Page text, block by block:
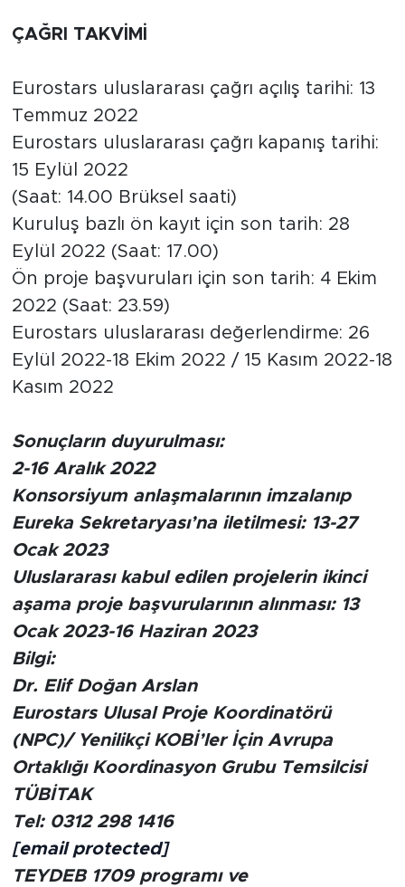
ÇAĞRI TAKVİMİ
Eurostars uluslararası çağrı açılış tarihi: 13
Temmuz 2022
Eurostars uluslararası çağrı kapanış tarihi:
15 Eylül 2022
(Saat: 14.00 Brüksel saati)
Kuruluş bazlı ön kayıt için son tarih: 28
Eylül 2022 (Saat: 17.00)
Ön proje başvuruları için son tarih: 4 Ekim
2022 (Saat: 23.59)
Eurostars uluslararası değerlendirme: 26
Eylül 2022-18 Ekim 2022 / 15 Kasım 2022-18
Kasım 2022
Sonuçların duyurulması:
2-16 Aralık 2022
Konsorsiyum anlaşmalarının imzalanıp
Eureka Sekretaryası’na iletilmesi: 13-27
Ocak 2023
Uluslararası kabul edilen projelerin ikinci
aşama proje başvurularının alınması: 13
Ocak 2023-16 Haziran 2023
Bilgi:
Dr. Elif Doğan Arslan
Eurostars Ulusal Proje Koordinatörü
(NPC)/ Yenilikçi KOBİ’ler İçin Avrupa
Ortaklığı Koordinasyon Grubu Temsilcisi
TÜBİTAK
Tel: 0312 298 1416
[email protected]
TEYDEB 1709 programı ve